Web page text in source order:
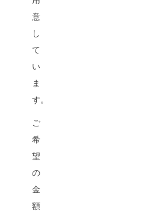
意
し
て
い
ま
す。
ご
希
望
の
金
額